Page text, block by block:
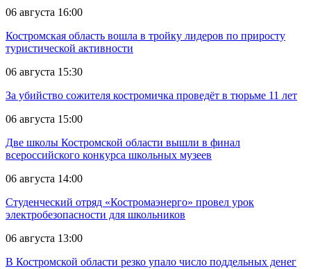
06 августа 16:00
Костромская область вошла в тройку лидеров по приросту
туристической активности
06 августа 15:30
За убийство сожителя костромичка проведёт в тюрьме 11 лет
06 августа 15:00
Две школы Костромской области вышли в финал
всероссийского конкурса школьных музеев
06 августа 14:00
Студенческий отряд «Костромаэнерго» провел урок
электробезопасности для школьников
06 августа 13:00
В Костромской области резко упало число поддельных денег